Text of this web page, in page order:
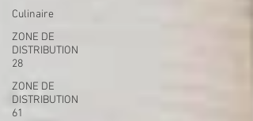
Culinaire
ZONE DE
DISTRIBUTION
28
ZONE DE
DISTRIBUTION
61